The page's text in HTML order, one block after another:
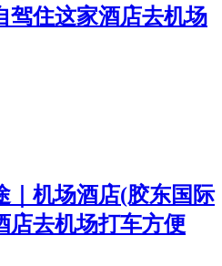
驾住这家酒店去机场
｜机场酒店(胶东国际
店去机场打车方便